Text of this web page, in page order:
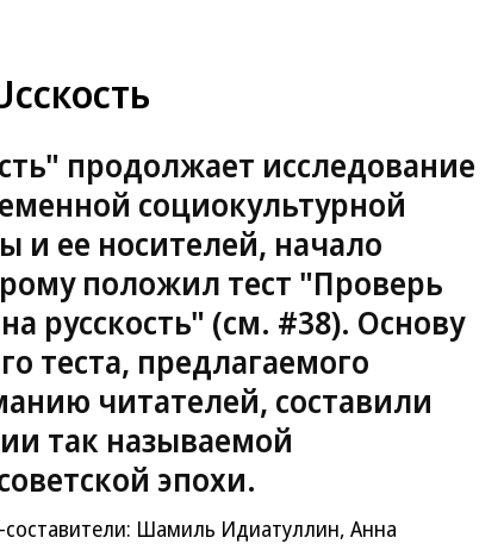
продолжает исследование
социокультурной
и ее носителей, начало
положил тест "Проверь
русскость" (см. #38). Основу
теста, предлагаемого
читателей, составили
так называемой
эпохи.
Шамиль Идиатуллин, Анна